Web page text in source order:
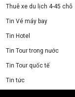
Thuê xe du lịch 4-45 chỗ
Tin Vé máy bay
Tin Hotel
Tin Tour trong nước
Tin Tour quốc tế
Tin tức